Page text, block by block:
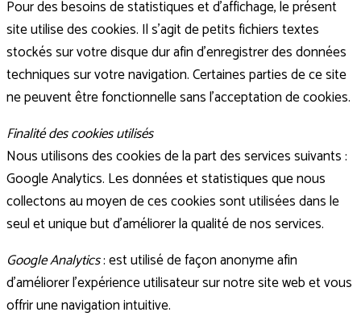
Pour des besoins de statistiques et d’affichage, le présent
site utilise des cookies. Il s’agit de petits fichiers textes
stockés sur votre disque dur afin d’enregistrer des données
techniques sur votre navigation. Certaines parties de ce site
ne peuvent être fonctionnelle sans l’acceptation de cookies.
Finalité des cookies utilisés
Nous utilisons des cookies de la part des services suivants :
Google Analytics. Les données et statistiques que nous
collectons au moyen de ces cookies sont utilisées dans le
seul et unique but d’améliorer la qualité de nos services.
Google Analytics: est utilisé de façon anonyme afin
d’améliorer l’expérience utilisateur sur notre site web et vous
offrir une navigation intuitive.